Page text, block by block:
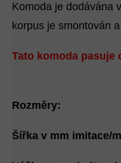
Komoda je dodávána
korpus je smontován
Tato komoda pasuje
Rozměry:
Šířka v mm imitace/